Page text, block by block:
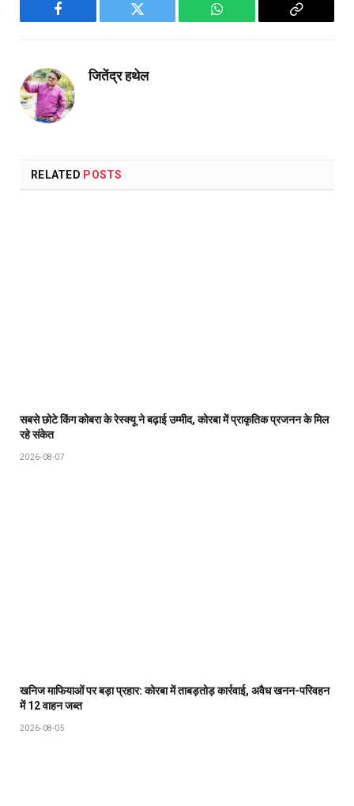
Facebook Twitter WhatsApp
Copy
जितेंद्र हथेल
RELATED POSTS
सबसे छोटे किंग कोबरा के रेस्क्यू ने बढ़ाई उम्मीद, कोरबा में प्राकृतिक प्रजनन के मिल
रहे संकेत
2026-08-07
खनिज माफियाओं पर बड़ा प्रहार: कोरबा में ताबड़तोड़ कार्रवाई, अवैध खनन-परिवहन
में 12 वाहन जब्त
2026-08-05